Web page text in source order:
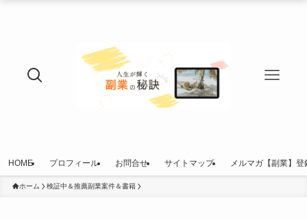
HOME プロフィール お問合せ サイトマップ メルマガ【副業】登
ホーム 検証中＆推薦副業案件＆書籍